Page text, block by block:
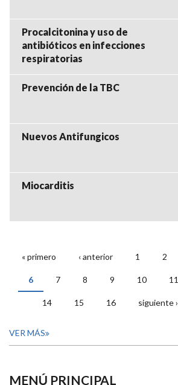
Procalcitonina y uso de
antibióticos en infecciones
respiratorias
Prevención de la TBC
Nuevos Antifungicos
Miocarditis
PÁGINAS
« primero ‹ anterior 1 2
6 7 8 9 10 11
14 15 16 siguiente ›
VER MÁS
MENÚ PRINCIPAL